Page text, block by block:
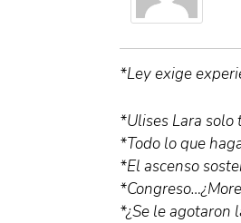
*Ley exige
*Ulises Lara
*Todo lo que
*El ascenso
*¿Se le agotaron